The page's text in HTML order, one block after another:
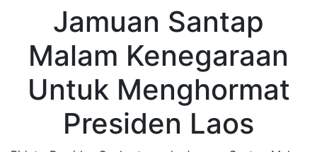
Jamuan Santap
Malam Kenegaraan
Untuk Menghormat
Presiden Laos